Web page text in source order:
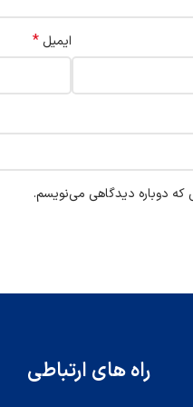
ایمیل *
که دوباره دیدگاهی می‌نویسم.
راه های ارتباطی